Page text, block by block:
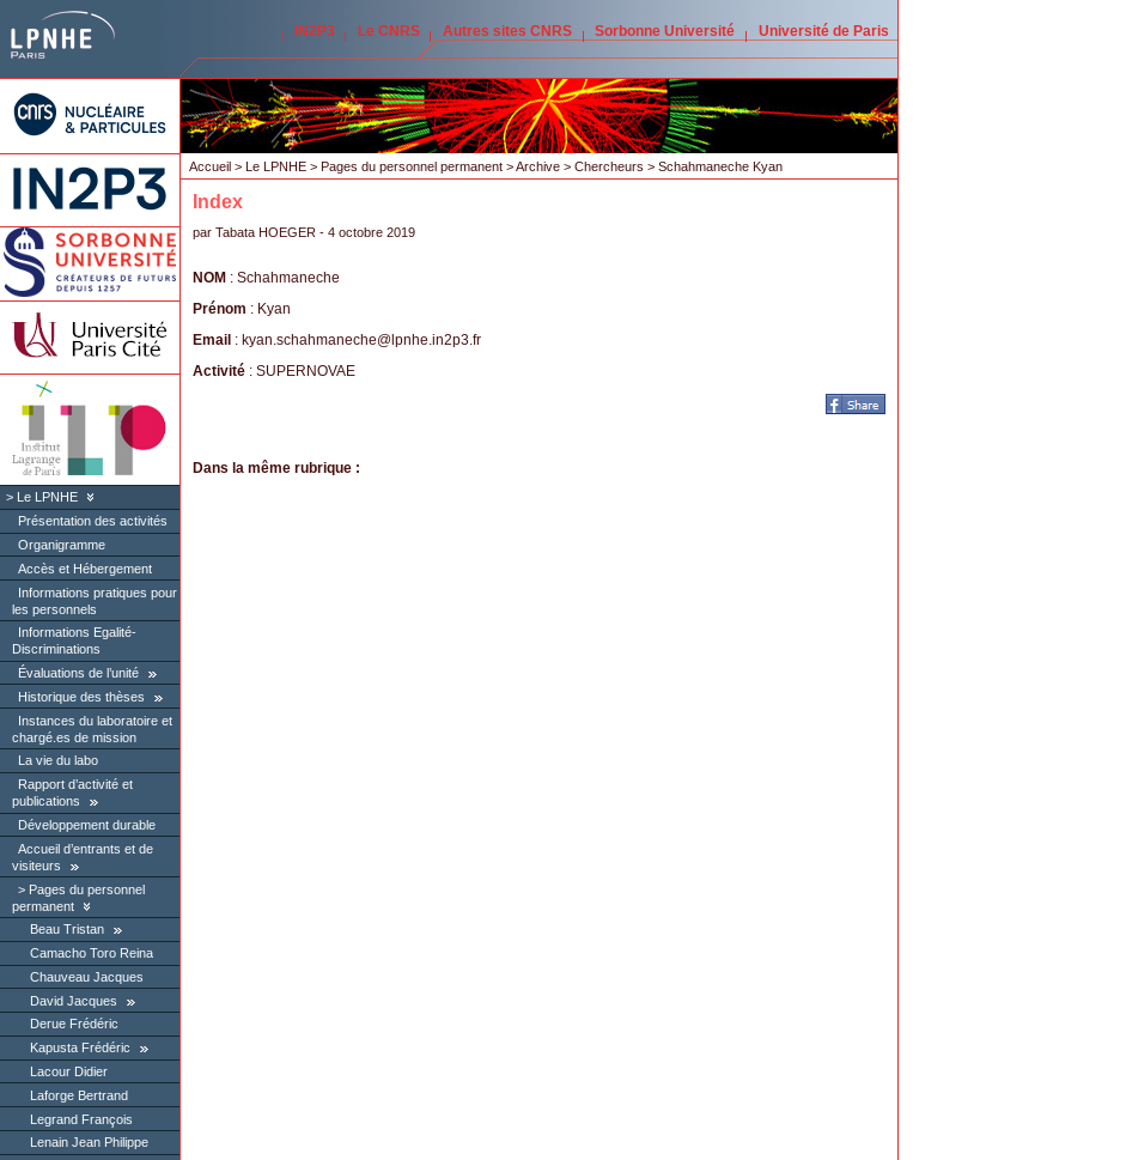
IN2P3 Le CNRS Autres sites CNRS Sorbonne Université Université de Paris
Le LPNHE
Présentation des activités
Organigramme
Accès et Hébergement
Informations pratiques pour
les personnels
Informations Egalité-
Discriminations
Évaluations de l’unité
Historique des thèses
Instances du laboratoire et
chargé.es de mission
La vie du labo
Rapport d’activité et
publications
Développement durable
Accueil d’entrants et de
visiteurs
Pages du personnel
permanent
Beau Tristan
Camacho Toro Reina
Chauveau Jacques
David Jacques
Derue Frédéric
Kapusta Frédéric
Lacour Didier
Laforge Bertrand
Legrand François
Lenain Jean Philippe
Accueil > Le LPNHE > Pages du personnel permanent >Archive > Chercheurs > Schahmaneche Kyan
Index
par Tabata HOEGER - 4 octobre 2019
NOM : Schahmaneche
Prénom : Kyan
Email : kyan.schahmaneche@ lpnhe.in2p3.fr
Activité : SUPERNOVAE
Dans la même rubrique :